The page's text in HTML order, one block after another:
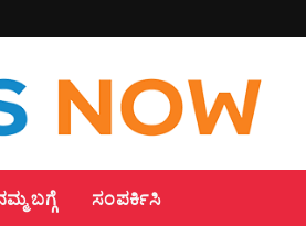
ಬಗ್ಗೆ ಸಂಪರ್ಕಿಸಿ